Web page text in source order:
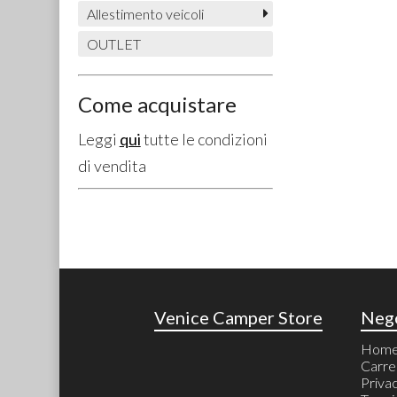
Allestimento veicoli
OUTLET
Come acquistare
Leggi quitutte le condizioni
di vendita
Venice Camper Store